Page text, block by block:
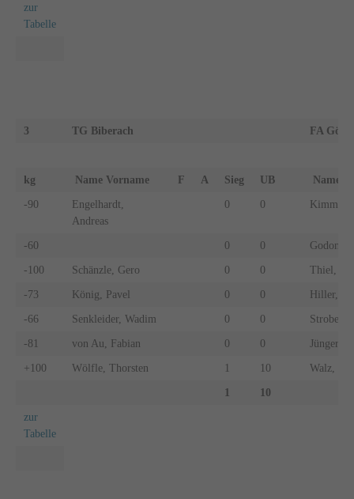
zur
Tabelle
3 TG Biberach FA
kg Name Vorname F A Sieg UB Name
-90
Engelhardt,
Andreas
0 0 Kimmel,
-60 0 0 Godon,
-100 Schänzle, Gero 0 0 Thiel,
-73 König, Pavel 0 0 Hiller,
-66 Senkleider, Wadim 0 0 Strobel,
-81 von Au, Fabian 0 0 Jüngert,
+100 Wölfle, Thorsten 1 10 Walz,
1 10
zur
Tabelle